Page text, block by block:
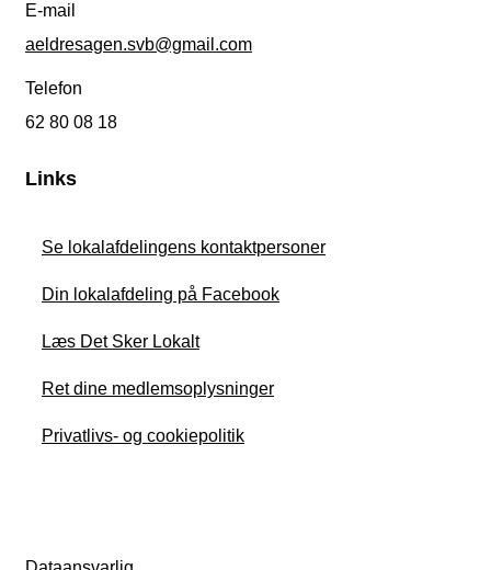
E-mail
aeldresagen.svb@gmail.com
Telefon
62 80 08 18
Links
Se lokalafdelingens kontaktpersoner
Din lokalafdeling på Facebook
Læs Det Sker Lokalt
Ret dine medlemsoplysninger
Privatlivs- og cookiepolitik